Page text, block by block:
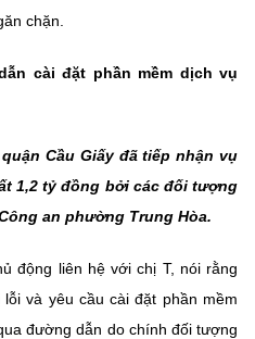
chặn.
cài đặt phần mềm dịch vụ
Cầu Giấy đã tiếp nhận vụ
1,2 tỷ đồng bởi các đối tượng
an phường Trung Hòa.
động liên hệ với chị T, nói rằng
và yêu cầu cài đặt phần mềm
đường dẫn do chính đối tượng